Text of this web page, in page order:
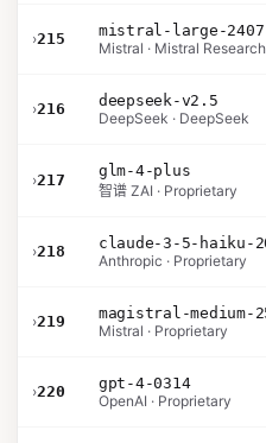
›215
mistral-large-2407
Mistral · Mistral Research
›216
deepseek-v2.5
DeepSeek · DeepSeek
›217
glm-4-plus
智谱 ZAI · Proprietary
›218
claude-3-5-haiku-
Anthropic · Proprietary
›219
magistral-medium-
Mistral · Proprietary
›220
gpt-4-0314
OpenAI · Proprietary